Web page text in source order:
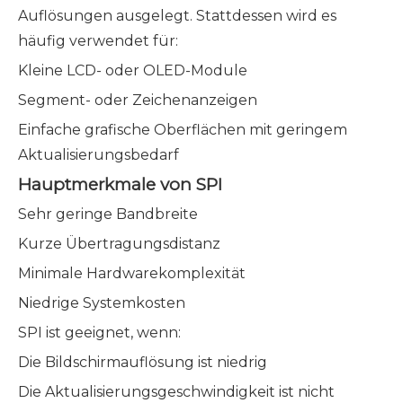
Auflösungen ausgelegt. Stattdessen wird es
häufig verwendet für:
Kleine LCD- oder OLED-Module
Segment- oder Zeichenanzeigen
Einfache grafische Oberflächen mit geringem
Aktualisierungsbedarf
Hauptmerkmale von SPI
Sehr geringe Bandbreite
Kurze Übertragungsdistanz
Minimale Hardwarekomplexität
Niedrige Systemkosten
SPI ist geeignet, wenn:
Die Bildschirmauflösung ist niedrig
Die Aktualisierungsgeschwindigkeit ist nicht